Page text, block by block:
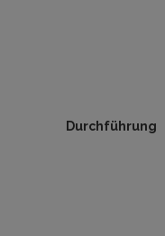
Durchführung